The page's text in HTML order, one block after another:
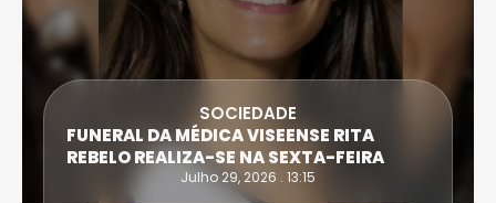
SOCIEDADE
FUNERAL DA MÉDICA VISEENSE RITA
REBELO REALIZA-SE NA SEXTA-FEIRA
Julho 29, 2026 . 13:15